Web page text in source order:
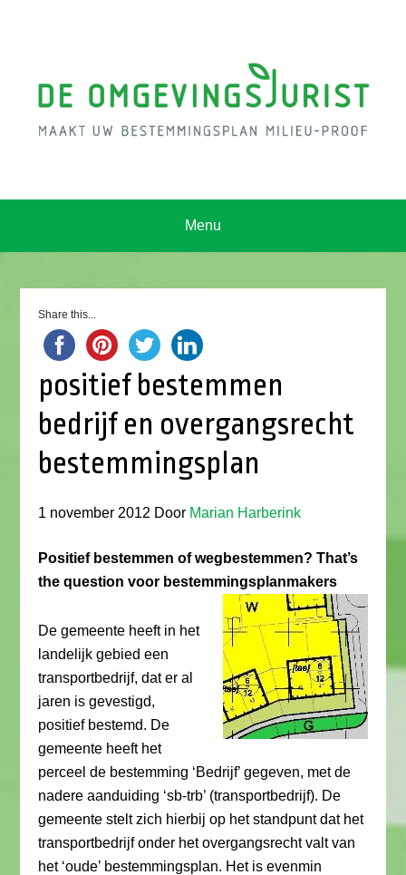
Menu
Share this...
positief bestemmen
bedrijf en overgangsrecht
bestemmingsplan
1 november 2012 Door Marian Harberink
Positief bestemmen of wegbestemmen? That’s
the question voor bestemmingsplanmakers
De gemeente heeft in het
landelijk gebied een
transportbedrijf, dat er al
jaren is gevestigd,
positief bestemd. De
gemeente heeft het
perceel de bestemming ‘Bedrijf’ gegeven, met de
nadere aanduiding ‘sb-trb’ (transportbedrijf). De
gemeente stelt zich hierbij op het standpunt dat het
transportbedrijf onder het overgangsrecht valt van
het ‘oude’ bestemmingsplan. Het is evenmin